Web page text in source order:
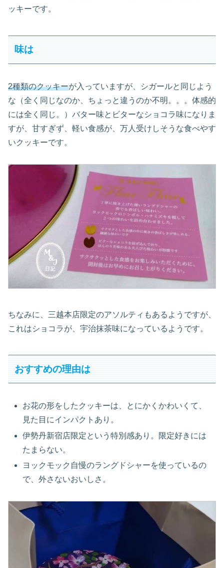
ッキーです。
味は
2種類のクッキーが入っていますが、シガールと同じよう
な（全く同じなのか、ちょっと違うのか不明。。。体感的
には全く同じ。）バター味とビターなショコラ味になりま
すが、甘すぎず、軽い食感が、万人受けしそうな食べやす
いクッキーです。
ちなみに、三越本店限定のアソルティもあるようですが、
これはショコラが、宇治抹茶味になっているようです。
おすすめの理由は
お花の形をしたクッキーは、とにかくかわいくて、
見た目にインパクトあり。
伊勢丹新宿店限定という特別感あり。限定好きには
たまらない。
ヨックモック自慢のラングドシャーを使っているの
で、外さないおいしさ。